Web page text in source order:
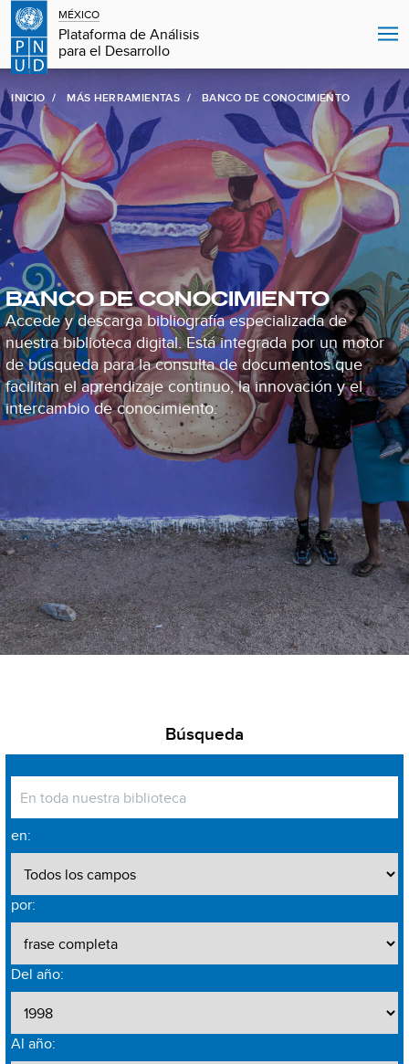
MÉXICO
Plataforma de Análisis
para el Desarrollo
INICIO MÁS HERRAMIENTAS BANCO DE CONOCIMIENTO
BANCO DE CONOCIMIENTO
Accede y descarga bibliografía especializada de
nuestra biblioteca digital. Está integrada por un motor
de búsqueda para la consulta de documentos que
facilitan el aprendizaje continuo, la innovación y el
intercambio de conocimiento.
Búsqueda
en:
por:
Del año:
Al año: